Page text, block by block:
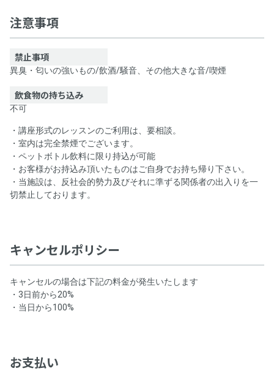
注意事項
禁止事項
異臭・匂いの強いもの/飲酒/騒音、その他大きな音/喫煙
飲食物の持ち込み
不可
・講座形式のレッスンのご利用は、要相談。
・室内は完全禁煙でございます。
・ペットボトル飲料に限り持込が可能
・お客様がお持込み頂いたものはご自身でお持ち帰り下さい。
・当施設は、反社会的勢力及びそれに準ずる関係者の出入りを一
切禁止しております。
キャンセルポリシー
キャンセルの場合は下記の料金が発生いたします
・3日前から20%
・当日から100%
お支払い